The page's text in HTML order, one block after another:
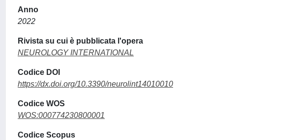
Anno
2022
Rivista su cui è pubblicata l'opera
NEUROLOGY INTERNATIONAL
Codice DOI
https://dx.doi.org/10.3390/neurolint14010010
Codice WOS
WOS:000774230800001
Codice Scopus